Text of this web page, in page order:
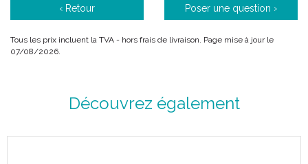
‹ Retour Poser une question ›
Tous les prix incluent la TVA - hors frais de livraison. Page mise à jour le
07/08/2026.
Découvrez également